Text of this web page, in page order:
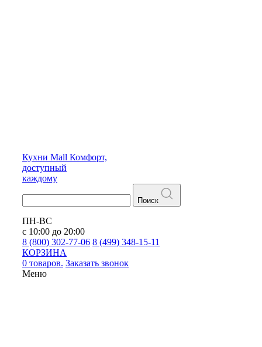
Кухни Mall Комфорт,
доступный
каждому
Поиск
ПН-ВС
с 10:00 до 20:00
8 (800) 302-77-06 8 (499) 348-15-11
КОРЗИНА
0 товаров. Заказать звонок
Меню